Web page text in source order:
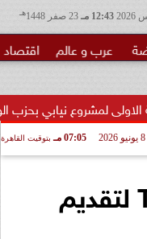
12:43 مـ هـ
عرب و عالم اقتصاد
بحزب الوعي لتأهيل...
07:05 مـ بتوقيت القاهرة
طلبات مصر تعلن عن شراكة استراتيجية مع منصة TOD لتقديم